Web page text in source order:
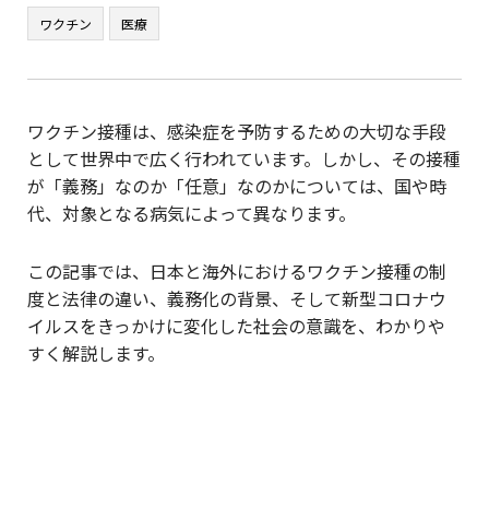
ワクチン 医療
ワクチン接種は、感染症を予防するための大切な手段
として世界中で広く行われています。しかし、その接種
が「義務」なのか「任意」なのかについては、国や時
代、対象となる病気によって異なります。
この記事では、日本と海外におけるワクチン接種の制
度と法律の違い、義務化の背景、そして新型コロナウ
イルスをきっかけに変化した社会の意識を、わかりや
すく解説します。